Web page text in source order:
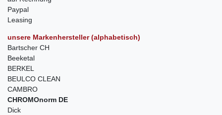
Paypal
Leasing
unsere Markenhersteller (alphabetisch)
Bartscher CH
Beeketal
BERKEL
BEULCO CLEAN
CAMBRO
CHROMOnorm DE
Dick